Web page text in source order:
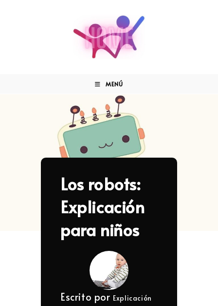
MENÚ
Los robots:
Explicación
para niños
Escrito por Explicación